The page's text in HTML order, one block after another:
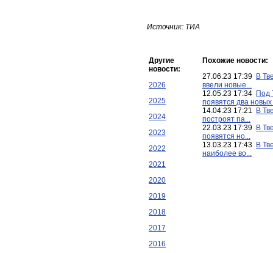
Источник: ТИА
Другие
новости:
2026
2025
2024
2023
2022
2021
2020
2019
2018
2017
2016
Похожие новости:
27.06.23 17:39 В
ввели новые...
12.05.23 17:34 Под
появятся два новых
14.04.23 17:21
В
построят па...
22.03.23 17:39 В
появятся но...
13.03.23 17:43 В
наиболее во...